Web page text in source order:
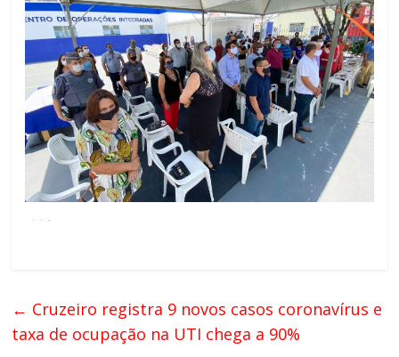
← Cruzeiro registra 9 novos casos coronavírus e
taxa de ocupação na UTI chega a 90%